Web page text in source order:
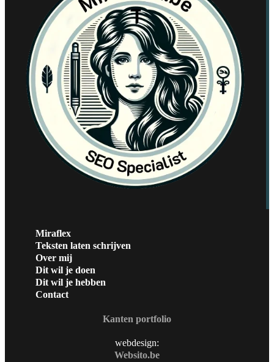
Miraflex
Teksten laten schrijven
Over mij
Dit wil je doen
Dit wil je hebben
Contact
Kanten portfolio
webdesign:
Websito.be